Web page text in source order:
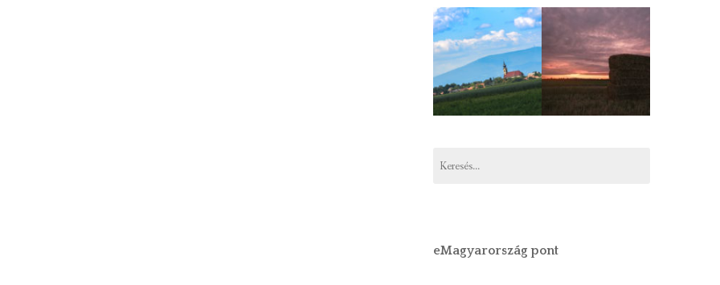
eMagyarország pont